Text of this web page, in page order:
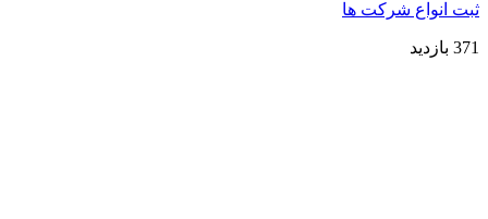
ثبت انواع شرکت ها
371 بازدید